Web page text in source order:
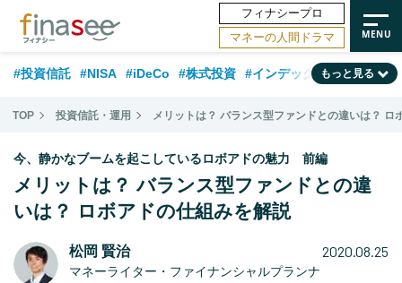
フィナシープロ
マネーの人間ドラマ
#投資信託 #NISA #iDeCo #株式投資 #インデックスファンド
#相談事例 #相続・贈与 #FP #新NISA #積立投資 #30代
#フィナンシャル・ウェルビーイング #企業型DC #退職金 #50代
#老後 #データ・調査 #金融用語解説 #話題の企業
もっと見る
TOP 投資信託・運用 メリットは？ バランス型ファンドとの違いは？ ロ
今、静かなブームを起こしているロボアドの魅力 前編
メリットは？ バランス型ファンドとの違
いは？ ロボアドの仕組みを解説
松岡 賢治
マネーライター・ファイナンシャルプランナ
2020.08.25